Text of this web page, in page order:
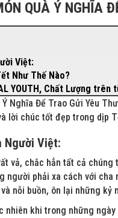
QUÀ Ý NGHĨA
Việt:
Như Thế Nào?
YOUTH, Chất Lượng trên
Ý Nghĩa Để Trao Gửi Yêu
lời chúc tốt đẹp trong dịp
Người Việt:
vả, chắc hẳn tất cả
người phải xa cách với
nỗi buồn, ôn lại những kỷ
nhiên khi trong những